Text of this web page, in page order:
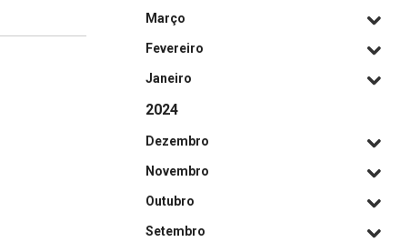
Março
Fevereiro
Janeiro
2024
Dezembro
Novembro
Outubro
Setembro